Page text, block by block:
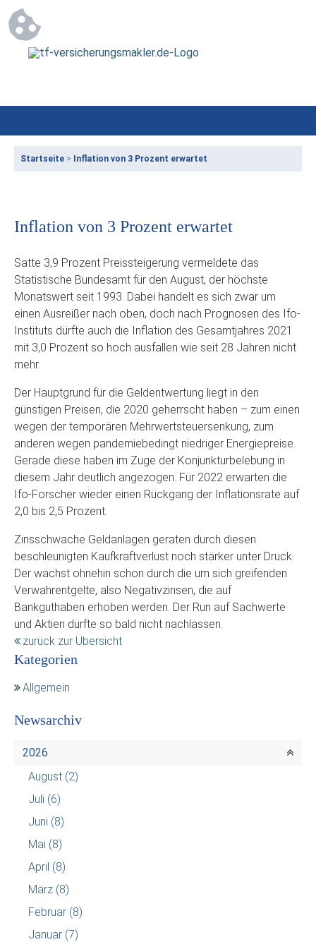
Startseite > Inflation von 3 Prozent erwartet
Inflation von 3 Prozent erwartet
Satte 3,9 Prozent Preissteigerung vermeldete das
Statistische Bundesamt für den August, der höchste
Monatswert seit 1993. Dabei handelt es sich zwar um
einen Ausreißer nach oben, doch nach Prognosen des Ifo-
Instituts dürfte auch die Inflation des Gesamtjahres 2021
mit 3,0 Prozent so hoch ausfallen wie seit 28 Jahren nicht
mehr.
Der Hauptgrund für die Geldentwertung liegt in den
günstigen Preisen, die 2020 geherrscht haben – zum einen
wegen der temporären Mehrwertsteuersenkung, zum
anderen wegen pandemiebedingt niedriger Energiepreise.
Gerade diese haben im Zuge der Konjunkturbelebung in
diesem Jahr deutlich angezogen. Für 2022 erwarten die
Ifo-Forscher wieder einen Rückgang der Inflationsrate auf
2,0 bis 2,5 Prozent.
Zinsschwache Geldanlagen geraten durch diesen
beschleunigten Kaufkraftverlust noch stärker unter Druck.
Der wächst ohnehin schon durch die um sich greifenden
Verwahrentgelte, also Negativzinsen, die auf
Bankguthaben erhoben werden. Der Run auf Sachwerte
und Aktien dürfte so bald nicht nachlassen.
zurück zur Übersicht
Kategorien
Allgemein
Newsarchiv
2026
August (2)
Juli (6)
Juni (8)
Mai (8)
April (8)
März (8)
Februar (8)
Januar (7)